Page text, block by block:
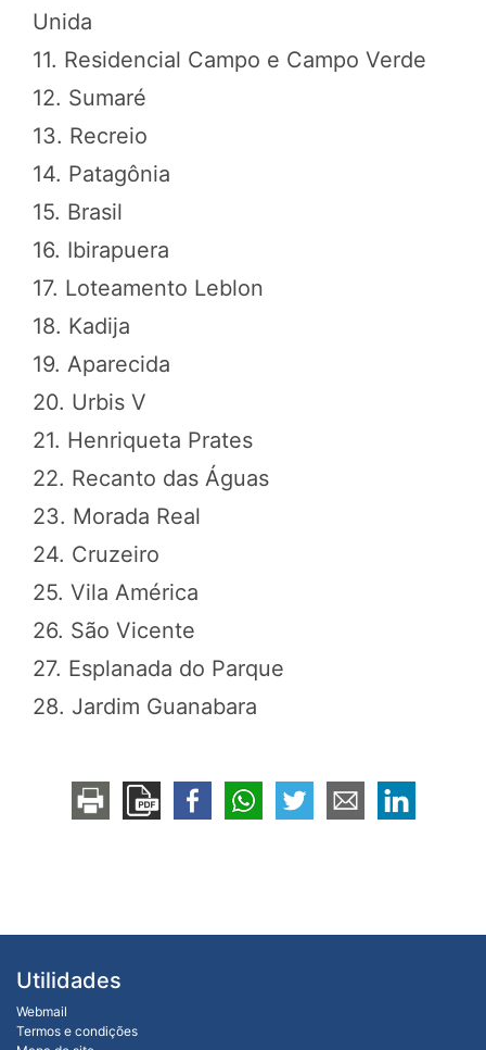
Unida
11. Residencial Campo e Campo Verde
12. Sumaré
13. Recreio
14. Patagônia
15. Brasil
16. Ibirapuera
17. Loteamento Leblon
18. Kadija
19. Aparecida
20. Urbis V
21. Henriqueta Prates
22. Recanto das Águas
23. Morada Real
24. Cruzeiro
25. Vila América
26. São Vicente
27. Esplanada do Parque
28. Jardim Guanabara
Utilidades
Webmail
Termos e condições